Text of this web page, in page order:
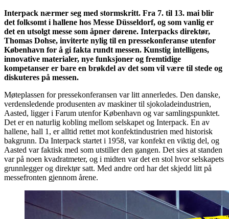
Interpack nærmer seg med stormskritt. Fra 7. til 13. mai blir
det folksomt i hallene hos Messe Düsseldorf, og som vanlig er
det en utsolgt messe som åpner dørene. Interpacks direktør,
Thomas Dohse, inviterte nylig til en pressekonferanse utenfor
København for å gi fakta rundt messen. Kunstig intelligens,
innovative materialer, nye funksjoner og fremtidige
kompetanser er bare en brøkdel av det som vil være til stede og
diskuteres på messen.
Møteplassen for pressekonferansen var litt annerledes. Den danske,
verdensledende produsenten av maskiner til sjokoladeindustrien,
Aasted, ligger i Farum utenfor København og var samlingspunktet.
Det er en naturlig kobling mellom selskapet og Interpack. En av
hallene, hall 1, er alltid rettet mot konfektindustrien med historisk
bakgrunn. Da Interpack startet i 1958, var konfekt en viktig del, og
Aasted var faktisk med som utstiller den gangen. Det sies at standen
var på noen kvadratmeter, og i midten var det en stol hvor selskapets
grunnlegger og direktør satt. Med andre ord har det skjedd litt på
messefronten gjennom årene.